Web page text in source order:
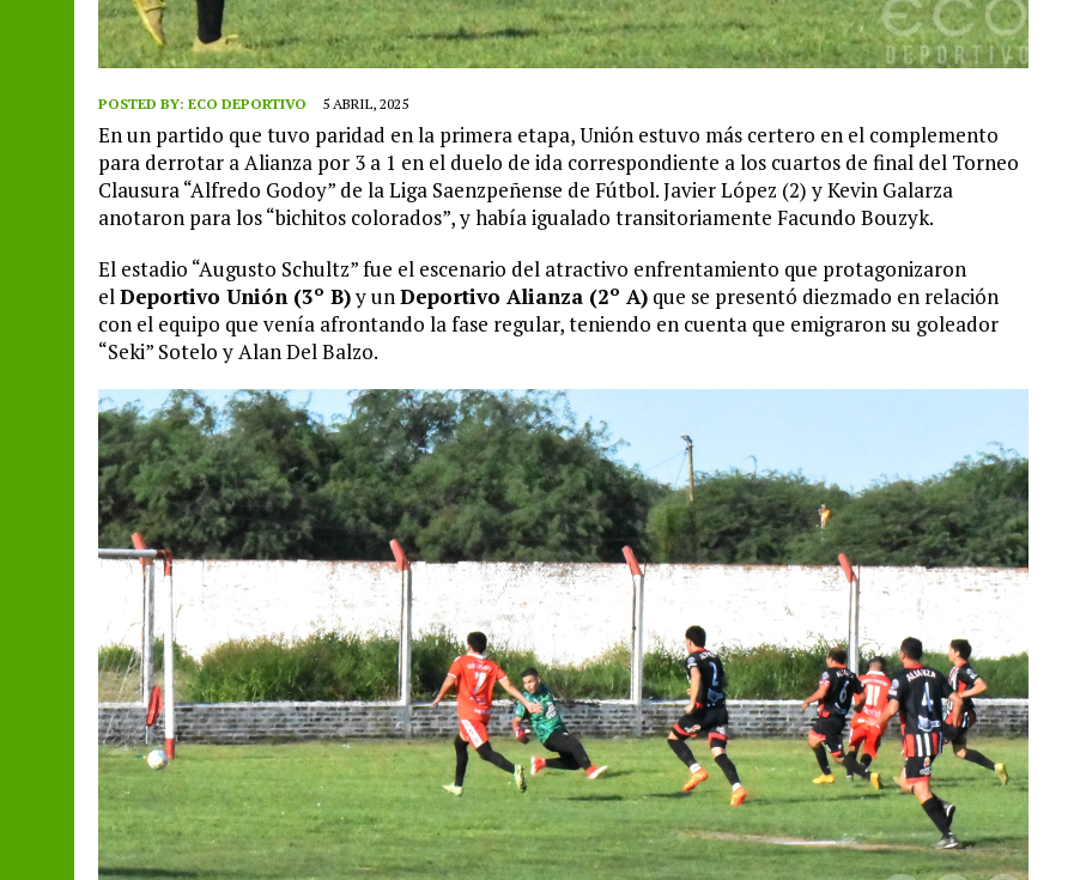
POSTED BY: ECO DEPORTIVO 5 ABRIL, 2025
En un partido que tuvo paridad en la primera etapa, Unión estuvo más certero en el complemento
para derrotar a Alianza por 3 a 1 en el duelo de ida correspondiente a los cuartos de final del Torneo
Clausura “Alfredo Godoy” de la Liga Saenzpeñense de Fútbol. Javier López (2) y Kevin Galarza
anotaron para los “bichitos colorados”, y había igualado transitoriamente Facundo Bouzyk.
El estadio “Augusto Schultz” fue el escenario del atractivo enfrentamiento que protagonizaron
elDeportivo Unión (3º B)y unDeportivo Alianza (2º A) que se presentó diezmado en relación
con el equipo que venía afrontando la fase regular, teniendo en cuenta que emigraron su goleador
“Seki” Sotelo y Alan Del Balzo.